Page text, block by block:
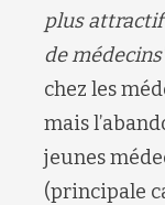
plus
de
chez les
mais
jeunes
(principale